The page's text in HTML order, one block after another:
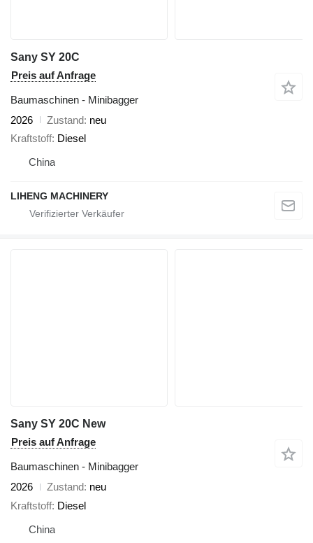
Sany SY 20C
Preis auf Anfrage
Baumaschinen - Minibagger
2026
Zustand neu
Kraftstoff Diesel
China
LIHENG MACHINERY
Sany SY 20C New
Preis auf Anfrage
Baumaschinen - Minibagger
2026
Zustand neu
Kraftstoff Diesel
China